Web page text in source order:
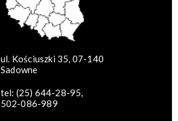
ul. Kościuszki 35, 07-140
Sadowne
tel: (25) 644-28-95,
502-086-989